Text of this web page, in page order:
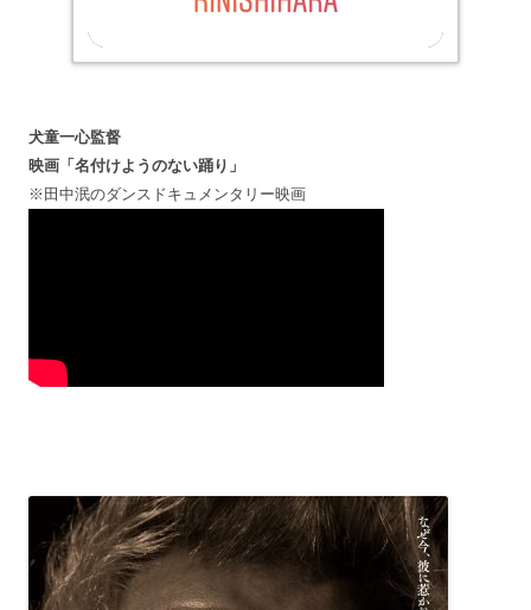
犬童一心監督
映画「名付けようのない踊り」
※田中泯のダンスドキュメンタリー映画